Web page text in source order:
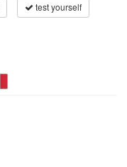
test yourself